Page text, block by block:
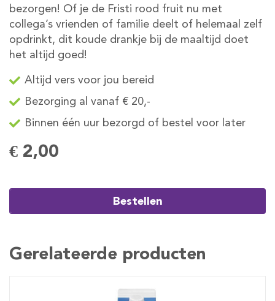
bezorgen! Of je de Fristi rood fruit nu met
collega’s vrienden of familie deelt of helemaal zelf
opdrinkt, dit koude drankje bij de maaltijd doet
het altijd goed!
Altijd vers voor jou bereid
Bezorging al vanaf € 20,-
Binnen één uur bezorgd of bestel voor later
€ 2,00
Bestellen
Gerelateerde producten